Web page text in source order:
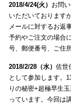
2018/4/24(火） お問
いただいております
メールに対するお返
予約やご注文の場合
号、郵便番号、ご住
2018/2/28（水） 佐世
として参加します。
りの秘密+超極早生
っています。今回は